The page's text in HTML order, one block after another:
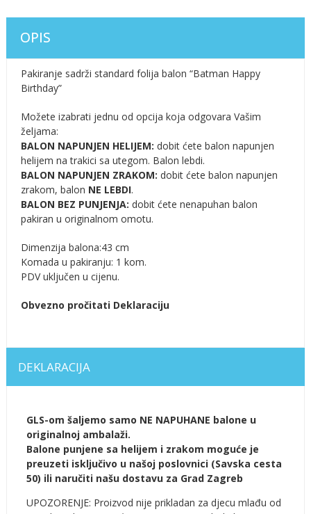
OPIS
Pakiranje sadrži standard folija balon “Batman Happy
Birthday”
Možete izabrati jednu od opcija koja odgovara Vašim
željama:
BALON NAPUNJEN HELIJEM: dobit ćete balon napunjen
helijem na trakici sa utegom. Balon lebdi.
BALON NAPUNJEN ZRAKOM: dobit ćete balon napunjen
zrakom, balon NE LEBDI.
BALON BEZ PUNJENJA: dobit ćete nenapuhan balon
pakiran u originalnom omotu.
Dimenzija balona:43 cm
Komada u pakiranju: 1 kom.
PDV uključen u cijenu.
Obvezno pročitati Deklaraciju
DEKLARACIJA
GLS-om šaljemo samo NE NAPUHANE balone u
originalnoj ambalaži.
Balone punjene sa helijem i zrakom moguće je
preuzeti isključivo u našoj poslovnici (Savska cesta
50) ili naručiti našu dostavu za Grad Zagreb
UPOZORENJE: Proizvod nije prikladan za djecu mlađu od